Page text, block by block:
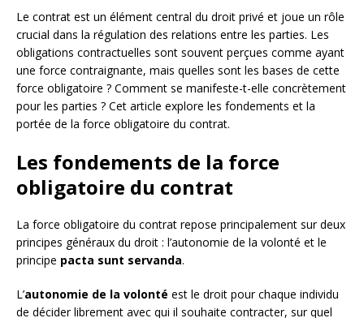
Le contrat est un élément central du droit privé et joue un rôle
crucial dans la régulation des relations entre les parties. Les
obligations contractuelles sont souvent perçues comme ayant
une force contraignante, mais quelles sont les bases de cette
force obligatoire ? Comment se manifeste-t-elle concrètement
pour les parties ? Cet article explore les fondements et la
portée de la force obligatoire du contrat.
Les fondements de la force
obligatoire du contrat
La force obligatoire du contrat repose principalement sur deux
principes généraux du droit : l’autonomie de la volonté et le
principe pacta sunt servanda.
L’autonomie de la volonté est le droit pour chaque individu
de décider librement avec qui il souhaite contracter, sur quel